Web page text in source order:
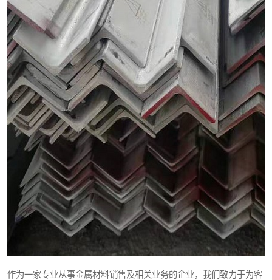
作为一家专业从事金属材料销售及相关业务的企业，我们致力于为客